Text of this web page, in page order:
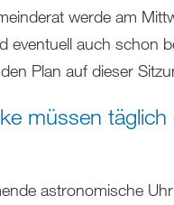
werde am
eventuell auch schon
Plan auf dieser
müssen täglich
astronomische